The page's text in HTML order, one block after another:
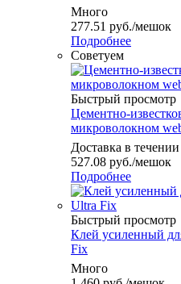
Много
277.51 руб./мешок
Подробнее
Советуем
Быстрый просмотр
Цементно-
микроволокном
Доставка в
527.08 руб./мешок
Подробнее
Быстрый просмотр
Клей усиленный
Fix
Много